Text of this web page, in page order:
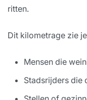
ritten.
Dit kilometrage zie
Mensen die
Stadsrijders die